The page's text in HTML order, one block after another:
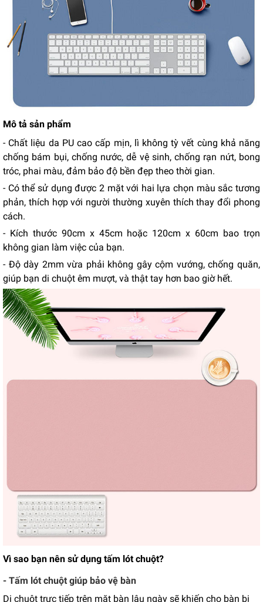
Mô tả sản phẩm
- Chất liệu da PU cao cấp mịn, lì không tỳ vết cùng khả năng
chống bám bụi, chống nước, dễ vệ sinh, chống rạn nứt, bong
tróc, phai màu, đảm bảo độ bền đẹp theo thời gian.
- Có thể sử dụng được 2 mặt với hai lựa chọn màu sắc tương
phản, thích hợp với người thường xuyên thích thay đổi phong
cách.
- Kích thước 90cm x 45cm hoặc 120cm x 60cm bao trọn
không gian làm việc của bạn.
- Độ dày 2mm vừa phải không gây cộm vướng, chống quăn,
giúp bạn di chuột êm mượt, và thật tay hơn bao giờ hết.
Vì sao bạn nên sử dụng tấm lót chuột?
- Tấm lót chuột giúp bảo vệ bàn
Di chuột trực tiếp trên mặt bàn lâu ngày sẽ khiến cho bàn bị